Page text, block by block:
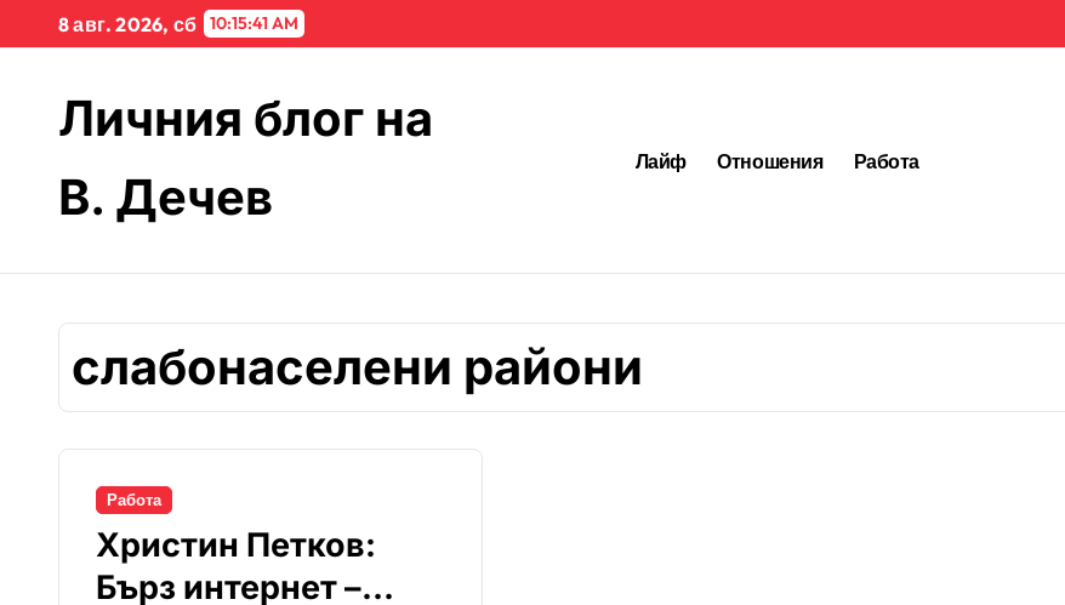
8 авг. 2026, сб 10:15:41 AM
Личния блог на
В. Дечев
Лайф Отношения Работа
слабонаселени райони
Работа
Христин Петков:
Бърз интернет –